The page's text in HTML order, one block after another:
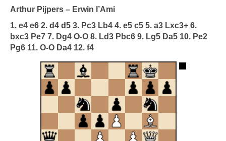
Arthur Pijpers – Erwin l’Ami
1. e4 e6 2. d4 d5 3. Pc3 Lb4 4. e5 c5 5. a3 Lxc3+ 6.
bxc3 Pe7 7. Dg4 O-O 8. Ld3 Pbc6 9. Lg5 Da5 10. Pe2
Pg6 11. O-O Da4 12. f4